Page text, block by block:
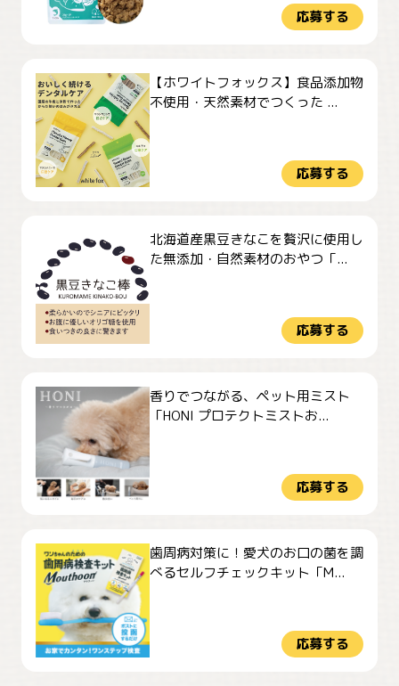
応募する
【ホワイトフォックス】食品添加物
不使用・天然素材でつくった ...
応募する
北海道産黒豆きなこを贅沢に使用し
た無添加・自然素材のおやつ「...
応募する
香りでつながる、ペット用ミスト
「HONI プロテクトミストお...
応募する
歯周病対策に！愛犬のお口の菌を調
べるセルフチェックキット「M...
応募する